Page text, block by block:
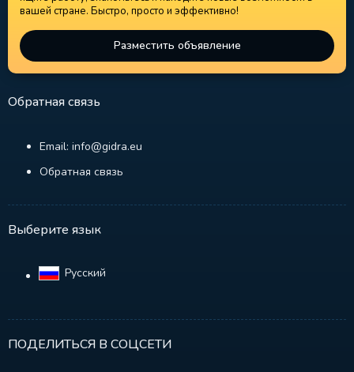
вашей стране. Быстро, просто и эффективно!
Разместить объявление
Обратная связь
Email: info@gidra.eu
Обратная связь
Выберите язык
Русский‎
ПОДЕЛИТЬСЯ В СОЦСЕТИ